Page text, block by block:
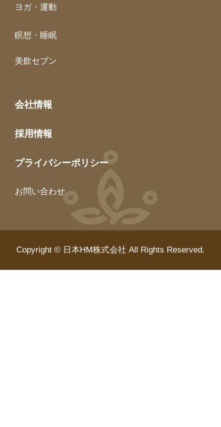
ヨガ・運動
瞑想・睡眠
美飲セブン
会社情報
採用情報
プライバシーポリシー
お問い合わせ
Copyright © 日本HM株式会社 All Rights Reserved.